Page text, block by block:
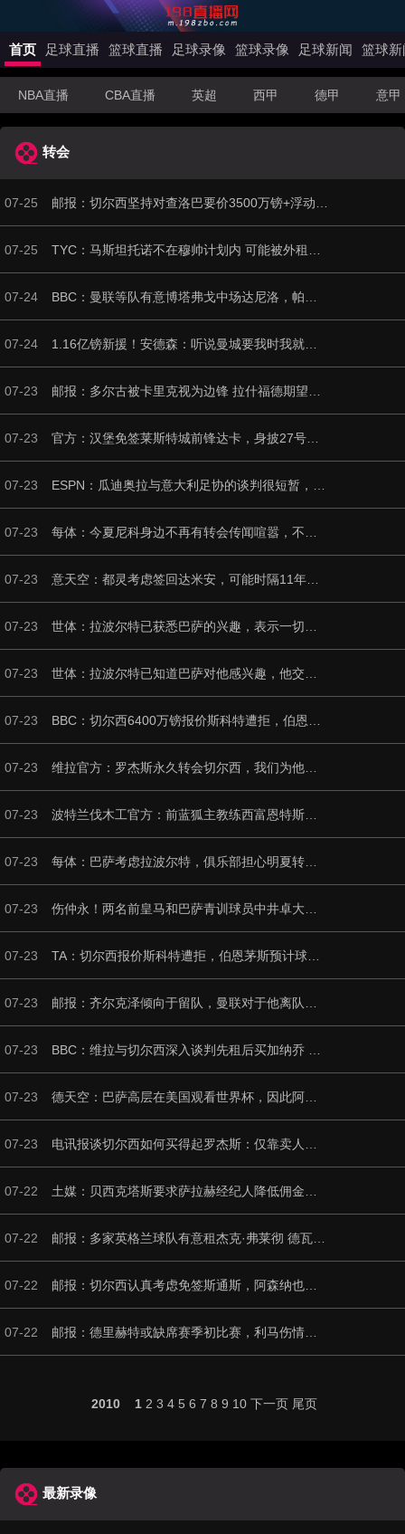
首页 足球直播 篮球直播 足球录像 篮球录像 足球新闻 篮球新
NBA直播 CBA直播 英超 西甲 德甲 意甲
转会
07-25
07-25
07-24
07-24
07-23
07-23
07-23
07-23
07-23
07-23
07-23
07-23
07-23
07-23
07-23
07-23
07-23
07-23
07-23
07-23
07-23
07-22
07-22
07-22
07-22
2010 1 2 3 4 5 6 7 8 9 10 下一页 尾页
最新录像